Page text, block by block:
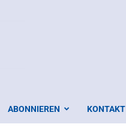
ABONNIEREN KONTAKT